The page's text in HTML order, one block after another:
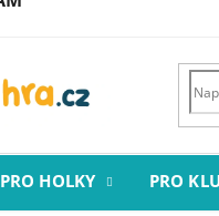
PRO HOLKY PRO